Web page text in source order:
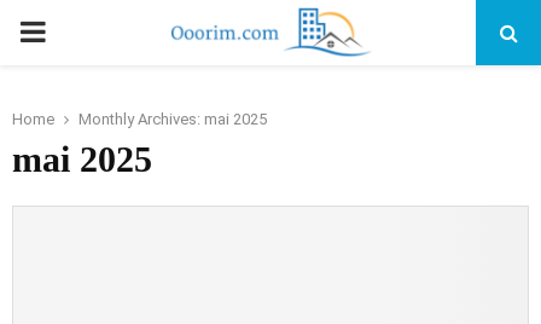
PRIMARY
Home Monthly Archives: mai 2025
mai 2025